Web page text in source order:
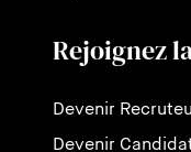
Rejoignez
Devenir
Devenir